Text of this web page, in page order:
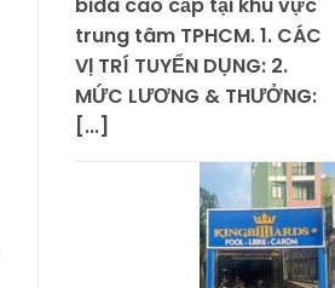
trung tâm TPHCM. 1. CÁC
VỊ TRÍ TUYỂN DỤNG: 2.
MỨC LƯƠNG & THƯỞNG:
[...]